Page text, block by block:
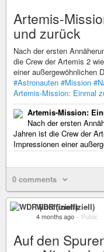
Artemis-
und zurück
Nach der ersten
die Crew der Artemis 2
einer außergewöhnlichen
#Astronauten #Mission
Artemis-Mission: Einmal
Artemis-Mission:
Nach der ersten
Jahren ist die Crew der
Impressionen einer
0 comments
WDR (inoffiziell)
4 months ago – Public
Auf den